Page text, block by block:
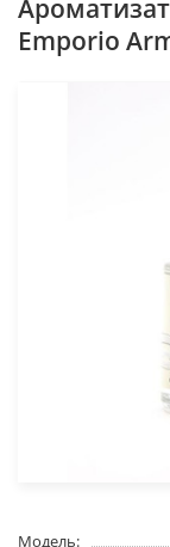
Emporio
Модель: